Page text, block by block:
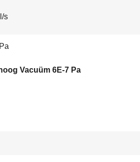
s
Vacuüm 6E-7 Pa